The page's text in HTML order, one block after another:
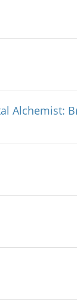
Alchemist: